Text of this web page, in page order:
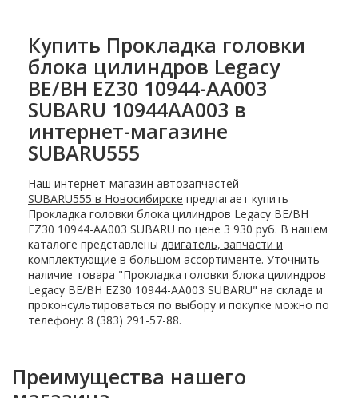
Купить Прокладка головки
блока цилиндров Legacy
BE/BH EZ30 10944-AA003
SUBARU 10944AA003 в
интернет-магазине
SUBARU555
Наш интернет-магазин автозапчастей
SUBARU555 в Новосибирске предлагает купить
Прокладка головки блока цилиндров Legacy BE/BH
EZ30 10944-AA003 SUBARU по цене 3 930 руб. В нашем
каталоге представлены двигатель, запчасти и
комплектующие в большом ассортименте. Уточнить
наличие товара "Прокладка головки блока цилиндров
Legacy BE/BH EZ30 10944-AA003 SUBARU" на складе и
проконсультироваться по выбору и покупке можно по
телефону: 8 (383) 291-57-88.
Преимущества нашего